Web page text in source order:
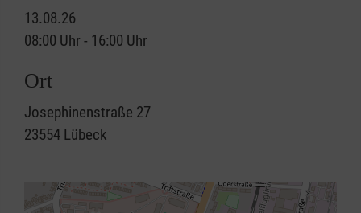
13.08.26
08:00 Uhr - 16:00 Uhr
Ort
Josephinenstraße 27
23554 Lübeck